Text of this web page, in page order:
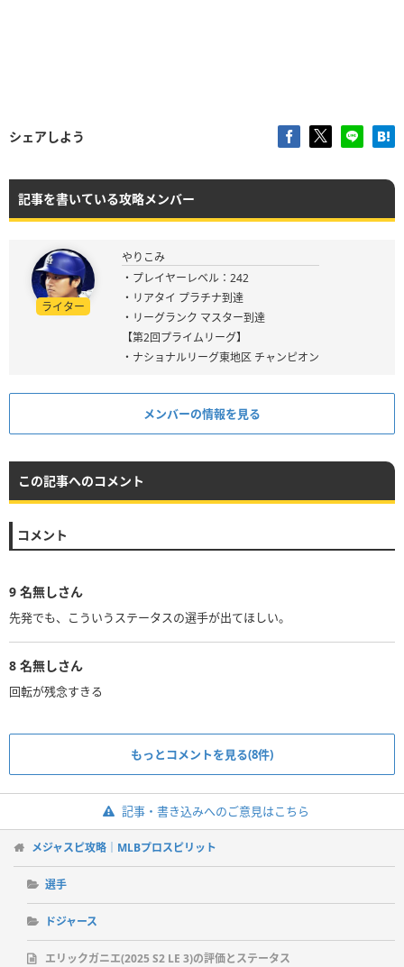
シェアしよう
記事を書いている攻略メンバー
ライター
やりこみ
・プレイヤーレベル：242
・リアタイ プラチナ到達
・リーグランク マスター到達
【第2回プライムリーグ】
・ナショナルリーグ東地区 チャンピオン
メンバーの情報を見る
この記事へのコメント
コメント
9 名無しさん
先発でも、こういうステータスの選手が出てほしい。
8 名無しさん
回転が残念すきる
もっとコメントを見る(8件)
記事・書き込みへのご意見はこちら
メジャスピ攻略｜MLBプロスピリット
選手
ドジャース
エリックガニエ(2025 S2 LE 3)の評価とステータス